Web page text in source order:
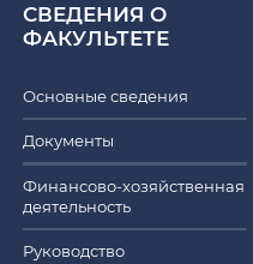
СВЕДЕНИЯ О
ФАКУЛЬТЕТЕ
Основные сведения
Документы
Финансово-хозяйственная
деятельность
Руководство